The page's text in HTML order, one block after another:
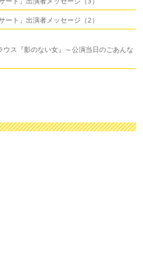
ト」出演者メッセージ（2）
ス『影のない女』～公演当日のごあんな